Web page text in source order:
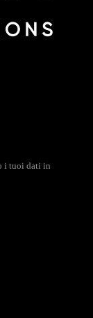
i tuoi dati in